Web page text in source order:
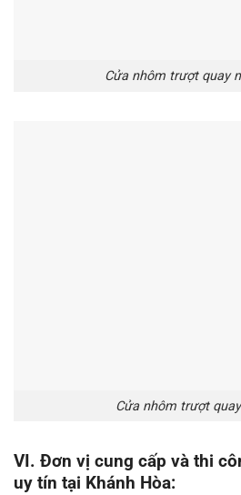
Cửa nhôm trượt quay
Cửa nhôm trượt
VI. Đơn vị cung cấp và thi
uy tín tại Khánh Hòa: